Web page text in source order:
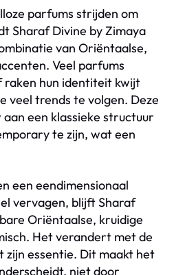
parfums strijden om
Sharaf Divine by Zimaya
van Oriëntaalse,
Veel parfums
raken hun identiteit kwijt
veel trends te volgen. Deze
een klassieke structuur
te zijn, wat een
een eendimensionaal
vervagen, blijft Sharaf
Oriëntaalse, kruidige
Het verandert met de
essentie. Dit maakt het
niet door